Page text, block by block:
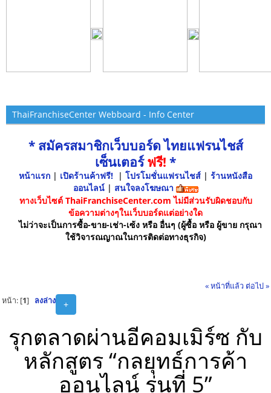
ThaiFranchiseCenter Webboard - Info Center
* สมัครสมาชิกเว็บบอร์ด ไทยแฟรนไชส์
เซ็นเตอร์ฟรี! *
หน้าแรก | เปิดร้านค้าฟรี! | โปรโมชั่นแฟรนไชส์ | ร้านหนังสือ
ออนไลน์ | สนใจลงโฆษณา
ทางเว็บไซต์ ThaiFranchiseCenter.com ไม่มีส่วนรับผิดชอบกับ
ข้อความต่างๆในเว็บบอร์ดแต่อย่างใด
ไม่ว่าจะเป็นการซื้อ-ขาย-เช่า-เซ้ง หรือ อื่นๆ (ผู้ซื้อ หรือ ผู้ขาย กรุณา
ใช้วิจารณญาณในการติดต่อทางธุรกิจ)
« หน้าที่แล้ว ต่อไป »
+
หน้า: [1] ลงล่าง
รุกตลาดผ่านอีคอมเมิร์ซ กับ
หลักสูตร “กลยุทธ์การค้า
ออนไลน์ รุ่นที่ 5”